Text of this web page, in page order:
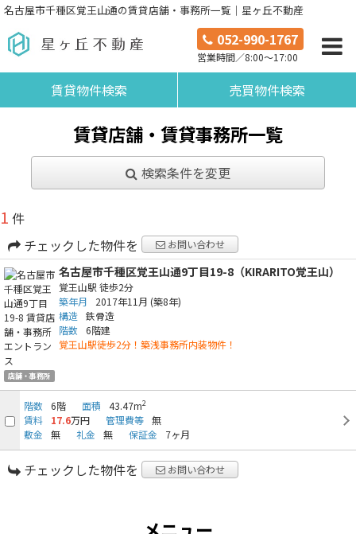
名古屋市千種区覚王山通の賃貸店舗・事務所一覧｜星ヶ丘不動産
052-990-1767
営業時間／8:00～17:00
賃貸物件検索 売買物件検索
賃貸店舗・賃貸事務所一覧
検索条件を変更
1 件
チェックした物件を
お問い合わせ
店舗・事務所
名古屋市千種区覚王山通9丁目19-8（KIRARITO覚王山）
覚王山駅 徒歩2分
築年月
2017年11月 (築8年)
構造 鉄骨造
階数 6階建
覚王山駅徒歩2分！築浅事務所内装物件！
階数 6階 面積 43.47m2
賃料 17.6万円 管理費等 無
敷金
無 礼金 無 保証金 7ヶ月
チェックした物件を お問い合わせ